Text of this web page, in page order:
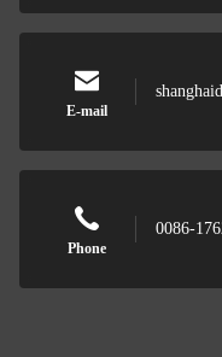
E-mail
Phone
0086-